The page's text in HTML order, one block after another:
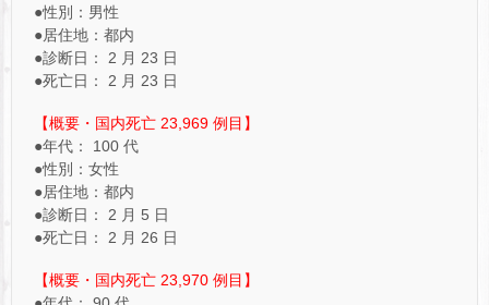
●性別：男性
●居住地：都内
●診断日： 2 月 23 日
●死亡日： 2 月 23 日
【概要・国内死亡 23,969 例目】
●年代： 100 代
●性別：女性
●居住地：都内
●診断日： 2 月 5 日
●死亡日： 2 月 26 日
【概要・国内死亡 23,970 例目】